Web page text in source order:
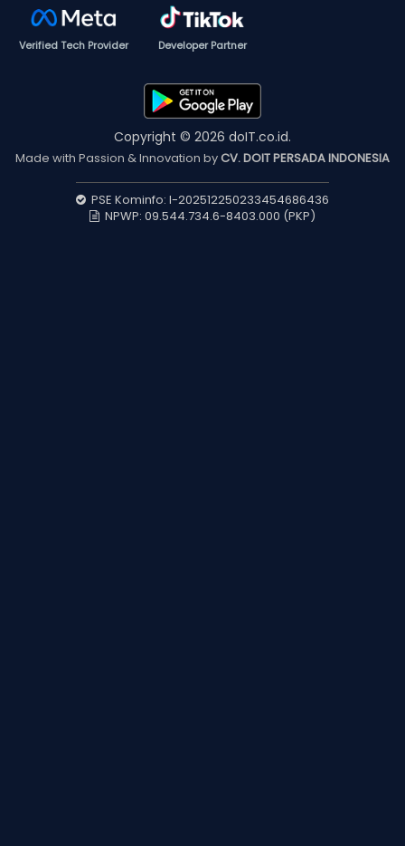
Verified Tech Provider Developer Partner
Copyright © 2026 doIT.co.id.
Made with Passion & Innovation byCV. DOIT PERSADA INDONESIA
PSE Kominfo: I-202512250233454686436
NPWP: 09.544.734.6-8403.000 (PKP)